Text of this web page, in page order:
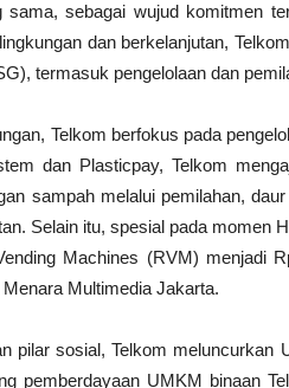
sama, sebagai wujud komitmen
dan berkelanjutan,
termasuk pengelolaan dan
Telkom berfokus pada
dan Plasticpay, Telkom
sampah melalui pemilahan,
Selain itu, spesial pada momen
Machines (RVM) menjadi
Multimedia Jakarta.
pilar sosial, Telkom meluncurkan
pemberdayaan UMKM binaan